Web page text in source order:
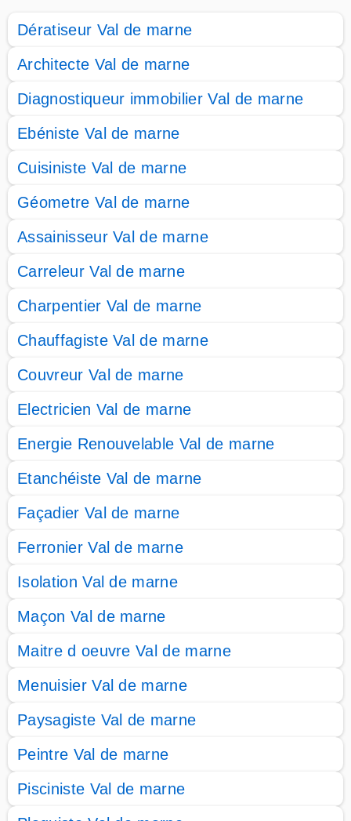
Dératiseur Val de marne
Architecte Val de marne
Diagnostiqueur immobilier Val de marne
Ebéniste Val de marne
Cuisiniste Val de marne
Géometre Val de marne
Assainisseur Val de marne
Carreleur Val de marne
Charpentier Val de marne
Chauffagiste Val de marne
Couvreur Val de marne
Electricien Val de marne
Energie Renouvelable Val de marne
Etanchéiste Val de marne
Façadier Val de marne
Ferronier Val de marne
Isolation Val de marne
Maçon Val de marne
Maitre d oeuvre Val de marne
Menuisier Val de marne
Paysagiste Val de marne
Peintre Val de marne
Pisciniste Val de marne